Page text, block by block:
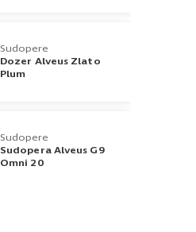
Sudopere
Dozer Alveus Zlato
Plum
Sudopere
Sudopera Alveus G9
Omni 20